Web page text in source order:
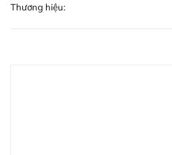
Thương hiệu: